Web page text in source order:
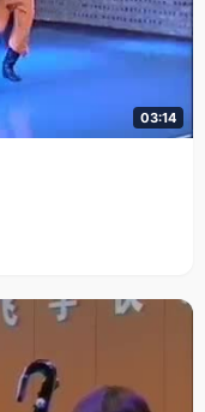
03:14